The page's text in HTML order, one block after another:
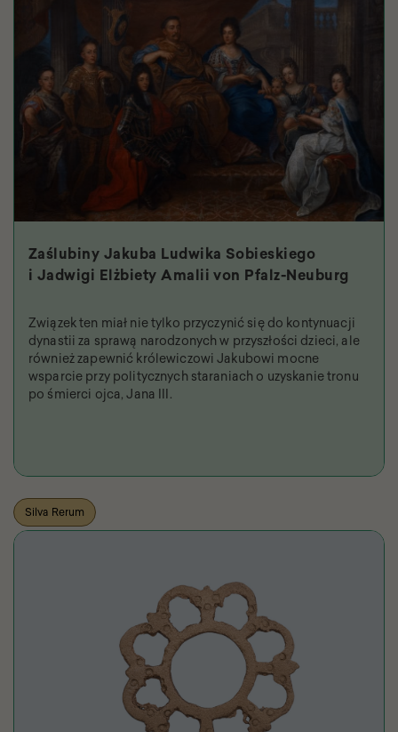
Zaślubiny Jakuba Ludwika Sobieskiego
i Jadwigi Elżbiety Amalii von Pfalz-Neuburg
Związek ten miał nie tylko przyczynić się do kontynuacji
dynastii za sprawą narodzonych w przyszłości dzieci, ale
również zapewnić królewiczowi Jakubowi mocne
wsparcie przy politycznych staraniach o uzyskanie tronu
po śmierci ojca, Jana III.
Silva Rerum